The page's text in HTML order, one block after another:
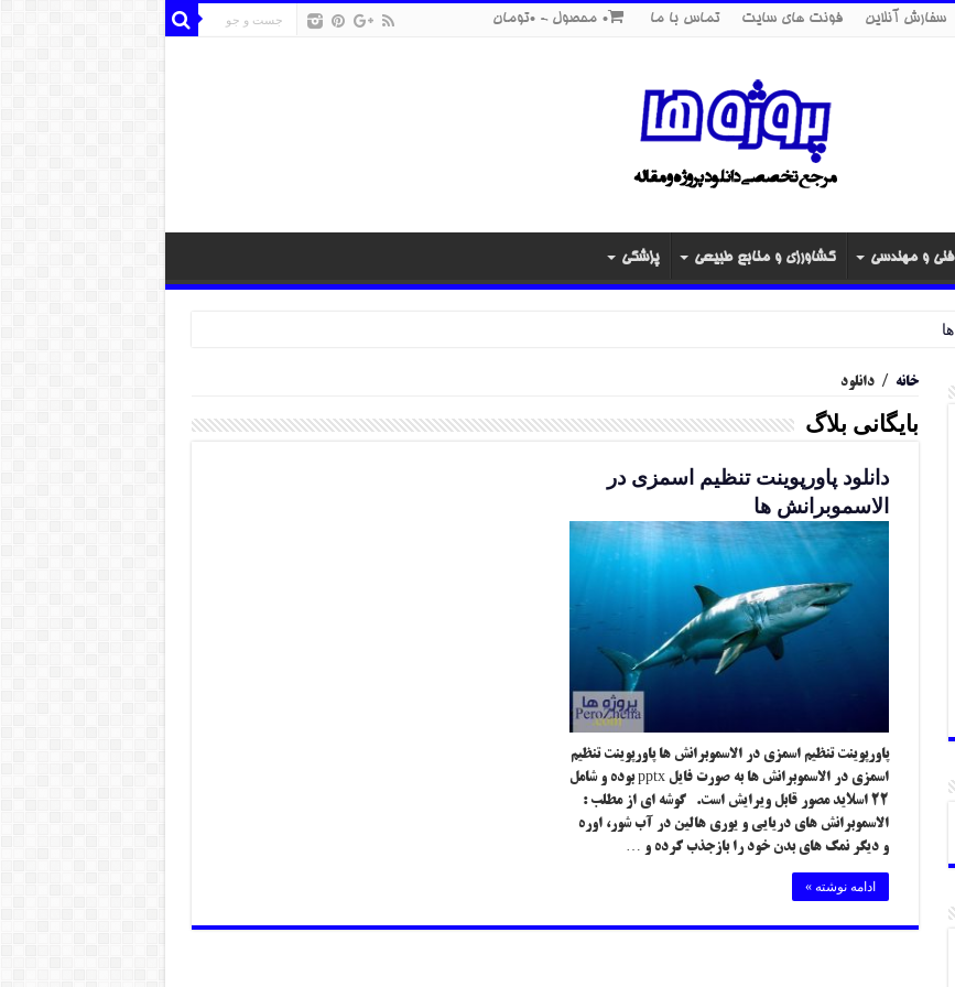
سفارش آنلاین فونت های سایت تماس با ما 0 محصول 0تومان
فنی و مهندسی کشاورزی و منابع طبیعی پزشکی
خانه / دانلود
بایگانی بلاگ
دانلود پاورپوینت تنظیم اسمزی در
الاسموبرانش ها
پاورپوینت تنظیم اسمزی در الاسموبرانش ها پاورپوینت تنظیم
اسمزی در الاسموبرانش ها به صورت فایل pptx بوده و شامل
۲۲ اسلاید مصور قابل ویرایش است. گوشه ای از مطلب :
الاسموبرانش های دریایی و یوری هالین در آب شور، اوره
و دیگر نمک های بدن خود را بازجذب کرده و …
ادامه نوشته »